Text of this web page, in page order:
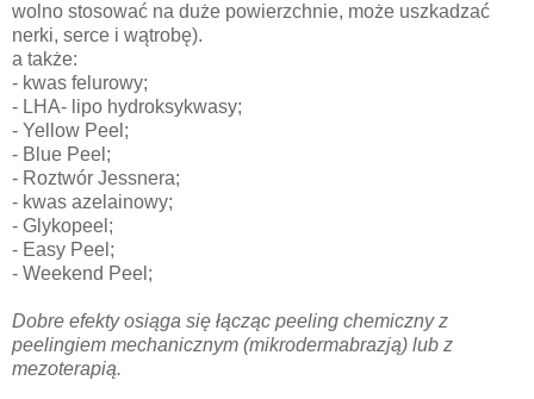
wolno stosować na duże powierzchnie, może uszkadzać
nerki, serce i wątrobę).
a także:
- kwas felurowy;
- LHA- lipo hydroksykwasy;
- Yellow Peel;
- Blue Peel;
- Roztwór Jessnera;
- kwas azelainowy;
- Glykopeel;
- Easy Peel;
- Weekend Peel;
Dobre efekty osiąga się łącząc peeling chemiczny z
peelingiem mechanicznym (mikrodermabrazją) lub z
mezoterapią.